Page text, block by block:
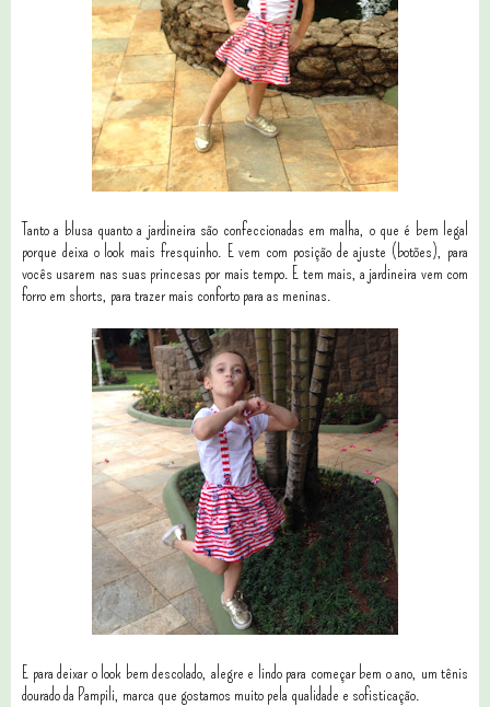
Tanto a blusa quanto a jardineira são confeccionadas em malha, o que é bem legal
porque deixa o look mais fresquinho. E vem com posição de ajuste (botões), para
vocês usarem nas suas princesas por mais tempo. E tem mais, a jardineira vem com
forro em shorts, para trazer mais conforto para as meninas.
E para deixar o look bem descolado, alegre e lindo para começar bem o ano, um tênis
dourado da Pampili, marca que gostamos muito pela qualidade e sofisticação.